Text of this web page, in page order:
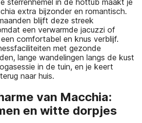
sterrenhemel in de hottub maakt je
extra bijzonder en romantisch.
blijft deze streek
een verwarmde jacuzzi of
comfortabel en knus verblijf.
met gezonde
lange wandelingen langs de kust
in de tuin, en je keert
naar huis.
van Macchia:
en witte dorpjes